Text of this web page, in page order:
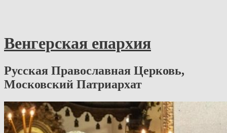
Венгерская епархия
Русская Православная Церковь,
Московский Патриархат